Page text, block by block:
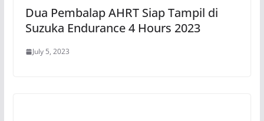
Dua Pembalap AHRT Siap Tampil di
Suzuka Endurance 4 Hours 2023
July 5, 2023